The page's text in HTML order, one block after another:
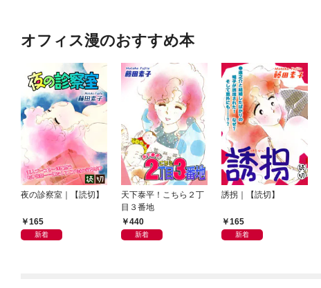
オフィス漫のおすすめ本
夜の診察室｜【読切】
165
新着
天下泰平！こちら２丁
目３番地
440
新着
誘拐｜【読切】
165
新着